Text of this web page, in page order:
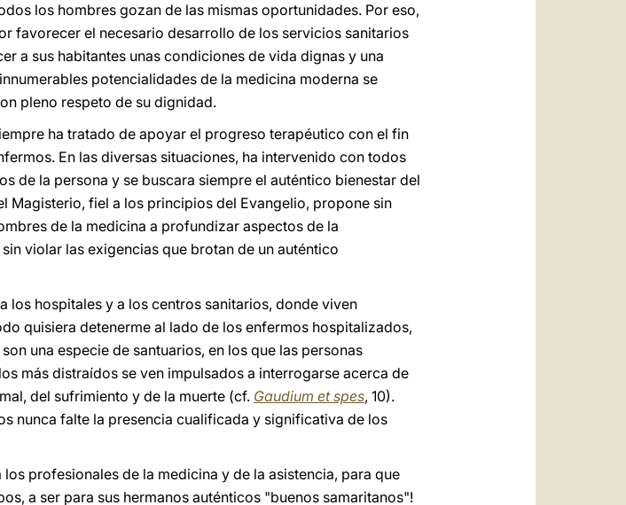
los hombres gozan de las mismas oportunidades. Por eso,
favorecer el necesario desarrollo de los servicios sanitarios
a sus habitantes unas condiciones de vida dignas y una
potencialidades de la medicina moderna se
pleno respeto de su dignidad.
ha tratado de apoyar el progreso terapéutico con el fin
En las diversas situaciones, ha intervenido con todos
de la persona y se buscara siempre el auténtico bienestar del
Magisterio, fiel a los principios del Evangelio, propone sin
de la medicina a profundizar aspectos de la
violar las exigencias que brotan de un auténtico
los hospitales y a los centros sanitarios, donde viven
quisiera detenerme al lado de los enfermos hospitalizados,
una especie de santuarios, en los que las personas
más distraídos se ven impulsados a interrogarse acerca de
del sufrimiento y de la muerte (cf. Gaudium et spes, 10).
nunca falte la presencia cualificada y significativa de los
profesionales de la medicina y de la asistencia, para que
a ser para sus hermanos auténticos "buenos samaritanos"!